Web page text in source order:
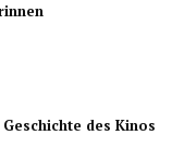
des Kinos